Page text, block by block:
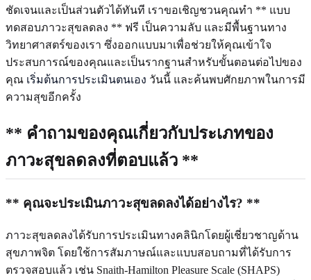
ชัดเจนและเป็นส่วนตัวได้ทันที เราขอเชิญชวนคุณทำ ** แบบ
ทดสอบภาวะสุขลดลง ** ฟรี เป็นความลับ และมีพื้นฐานทาง
วิทยาศาสตร์ของเรา ซึ่งออกแบบมาเพื่อช่วยให้คุณเข้าใจ
ประสบการณ์ของคุณและเป็นรากฐานสำหรับขั้นตอนต่อไปของ
คุณ เริ่มต้นการประเมินตนเอง วันนี้ และค้นพบศักยภาพในการมี
ความสุขอีกครั้ง
** คำถามของคุณเกี่ยวกับประเภทของ
ภาวะสุขลดลงที่ตอบแล้ว **
** คุณจะประเมินภาวะสุขลดลงได้อย่างไร? **
ภาวะสุขลดลงได้รับการประเมินทางคลินิกโดยผู้เชี่ยวชาญด้าน
สุขภาพจิต โดยใช้การสัมภาษณ์และแบบสอบถามที่ได้รับการ
ตรวจสอบแล้ว เช่น Snaith-Hamilton Pleasure Scale (SHAPS)